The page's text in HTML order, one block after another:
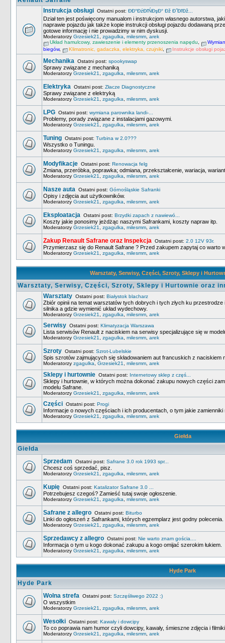
Instrukcja obsługi Ostatni post: ĐĐ°ĐźĐľŃĐşĐ° Đž Đ˝ĐľĐž...
Dział ten jest poświęcony manualom i instrukcjom własnego autorstwa,
naprawie pojazdu jak także kopie instrukcji obsługi pojazdu dodawaną
gotowe informację i nie prowadzimy w nim dyskusji.
Moderatorzy Grzesiek21 zgagulka milesmm arek
Układ hamulcowy, zawieszenie i elementy przenoszenia napędu
biegów, Klimatronic, gadaczka, elektryka, czujniki Instrukcje obsługi
Mechanika Ostatni post: spookyswap
Sprawy związane z mechaniką
Moderatorzy Grzesiek21 zgagulka milesmm arek
Elektryka Ostatni post: Złacze Diagnostyczne
Sprawy związane z elektryką
Moderatorzy Grzesiek21 zgagulka milesmm arek
LPG Ostatni post: wymiana parownika landi-...
Problemy, porady związane z instalacjami gazowymi.
Moderatorzy Grzesiek21 zgagulka milesmm arek
Tuning Ostatni post: Turbina w 2.0???
Wszystko o Tuningu.
Moderatorzy Grzesiek21 zgagulka milesmm arek
Modyfikacje Ostatni post: Renowacja felg
Zmiana, przeróbka, poprawka; odmiana, przekształcenie, wariacja,
Moderatorzy Grzesiek21 zgagulka milesmm arek
Nasze auta Ostatni post: Górnośląskie Safranki
Opisy i zdjęcia aut użytkowników.
Moderatorzy Grzesiek21 zgagulka milesmm arek
Eksploatacja Ostatni post: Brzydki zapach z nawiewó...
Koszty jakie ponosimy jeżdżąc naszymi Safrankami, koszty napraw itp.
Moderatorzy Grzesiek21 zgagulka milesmm arek
Zakup Renault Safrane oraz Inspekcja Ostatni post: 2.0 12V 93r.
Przymierzasz się do Renault Safrane ? Przed zakupem zapytaj co warto
Moderatorzy Grzesiek21 zgagulka milesmm arek
Warsztaty, Serwisy, Części, Szroty, Sklepy i
Warsztaty, Serwisy, Części, Szroty, Sklepy i Hurtownie oraz
Warsztaty Ostatni post: Białystok blacharz
Zbiór opinii na temat warsztatów tych dobrych i tych złych ku
silnika a gdzie wymienić układ wydechowy.
Moderatorzy Grzesiek21 zgagulka milesmm arek
Serwisy Ostatni post: Klimatyzacja Warszawa
Lista serwisów Renault z naciskiem na serwisy specjalizujące się w
Moderatorzy Grzesiek21 zgagulka milesmm arek
Szroty Ostatni post: Szrot-Lubelskie
Spis szrotów zajmujących się składowaniem aut francuskich z naciskiem
Moderatorzy zgagulka Grzesiek21 milesmm arek
Sklepy i hurtownie Ostatni post: Internetowy sklep z częś...
Sklepy i hurtownie, w których można dokonać zakupu nowych części
modelu Safrane.
Moderatorzy Grzesiek21 zgagulka milesmm arek
Części Ostatni post: Progi
Informacje o nowych częściach i ich producentach, o tym jakie
Moderatorzy Grzesiek21 zgagulka milesmm arek
Giełda
Giełda
Sprzedam Ostatni post: Safrane 3.0 rok 1993 spr...
Chcesz coś sprzedać, pisz.
Moderatorzy Grzesiek21 zgagulka milesmm arek
Kupię Ostatni post: Katalizator Safrane 3.0 ...
Potrzebujesz czegoś? Zamieść tutaj swoje ogłoszenie.
Moderatorzy Grzesiek21 zgagulka milesmm arek
Safrane z allegro Ostatni post: Biturbo
Linki do ogłoszeń z Safrankami, których egzemplarz jest godny
Moderatorzy Grzesiek21 zgagulka milesmm arek
Sprzedawcy z allegro Ostatni post: Nie warto znam gościa....
Informacja o tym u kogo dokonać zakupu a kogo omijać szerokim łukiem.
Moderatorzy Grzesiek21 zgagulka milesmm arek
Hyde Park
Hyde Park
Wolna strefa Ostatni post: Szczęśliwego 2022 :)
O wszystkim
Moderatorzy Grzesiek21 zgagulka milesmm arek
Wesołki Ostatni post: Kawały i dowcipy
To co poprawia nam humor czyli dowcipy, kawały, śmieszne zdjęcia i
Moderatorzy Grzesiek21 zgagulka milesmm arek